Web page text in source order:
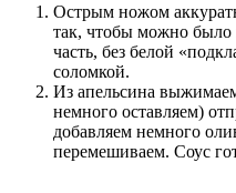
Острым ножом
так, чтобы можно было
часть, без белой
соломкой.
Из апельсина
немного оставляем)
добавляем немного
перемешиваем. Соус